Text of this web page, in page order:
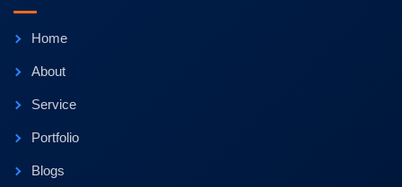
Home
About
Service
Portfolio
Blogs